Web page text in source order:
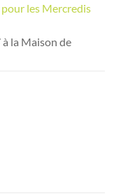
les Mercredis
la Maison de